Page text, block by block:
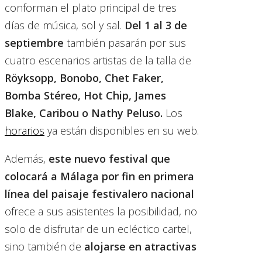
conforman el plato principal de tres
días de música, sol y sal. Del 1 al 3 de
septiembre también pasarán por sus
cuatro escenarios artistas de la talla de
Röyksopp, Bonobo, Chet Faker,
Bomba Stéreo, Hot Chip, James
Blake, Caribou o Nathy Peluso. Los
horarios ya están disponibles en su web.
Además, este nuevo festival que
colocará a Málaga por fin en primera
línea del paisaje festivalero nacional
ofrece a sus asistentes la posibilidad, no
solo de disfrutar de un ecléctico cartel,
sino también de alojarse en atractivas